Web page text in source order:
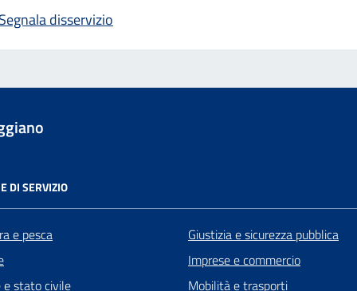
Segnala disservizio
DI SERVIZIO
e pesca
e stato civile
Giustizia e sicurezza pubblica
Imprese e commercio
Mobilità e trasporti